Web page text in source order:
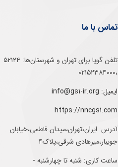
تماس با ما
تلفن‌ گویا برای‌ تهران‌‌ و‌ شهرستان‌ها:‌ ۵۲۱۲۴
،۰۲۱۵۲۳۸۴۰۰۰
ایمیل: info@gs1-ir.org
https://nncgs1.com
آدرس: ایران،تهران،میدان فاطمی،خیابان
جویبار،میرهادی شرقی،پلاک۴
ساعت کاری: شنبه تا چهارشنبه -